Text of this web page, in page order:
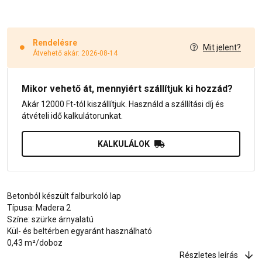
Rendelésre
Átvehető akár: 2026-08-14
Mit jelent?
Mikor vehető át, mennyiért szállítjuk ki hozzád?
Akár 12000 Ft-tól kiszállítjuk. Használd a szállítási díj és
átvételi idő kalkulátorunkat.
KALKULÁLOK
Betonból készült falburkoló lap
Típusa: Madera 2
Színe: szürke árnyalatú
Kül- és beltérben egyaránt használható
0,43 m²/doboz
Részletes leírás